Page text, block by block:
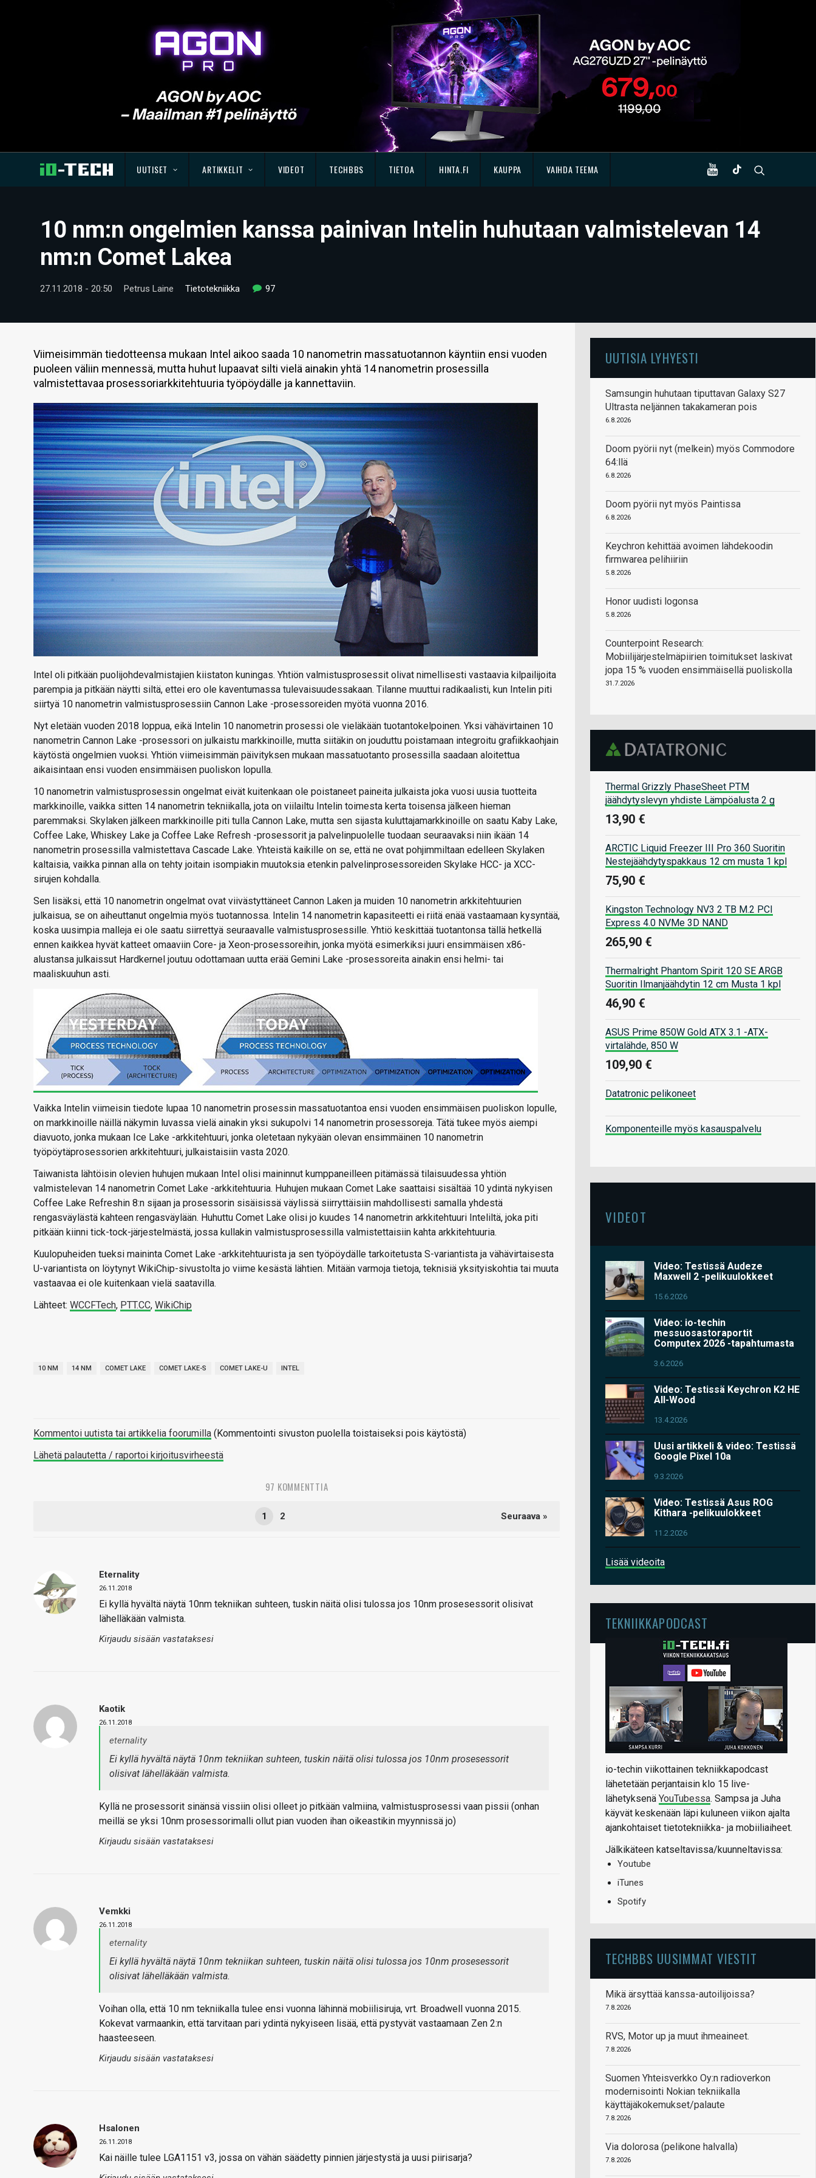
UUTISET ARTIKKELIT VIDEOT TECHBBS TIETOA HINTA.FI KAUPPA VAIHDA TEEMA
10 nm:n ongelmien kanssa painivan Intelin huhutaan valmistelevan 14
nm:n Comet Lakea
27.11.2018 - 20:50 Petrus Laine Tietotekniikka 97
Viimeisimmän tiedotteensa mukaan Intel aikoo saada 10 nanometrin massatuotannon käyntiin ensi vuoden
puoleen väliin mennessä, mutta huhut lupaavat silti vielä ainakin yhtä 14 nanometrin prosessilla
valmistettavaa prosessoriarkkitehtuuria työpöydälle ja kannettaviin.
Intel oli pitkään puolijohdevalmistajien kiistaton kuningas. Yhtiön valmistusprosessit olivat nimellisesti vastaavia kilpailijoita
parempia ja pitkään näytti siltä, ettei ero ole kaventumassa tulevaisuudessakaan. Tilanne muuttui radikaalisti, kun Intelin piti
siirtyä 10 nanometrin valmistusprosessiin Cannon Lake -prosessoreiden myötä vuonna 2016.
Nyt eletään vuoden 2018 loppua, eikä Intelin 10 nanometrin prosessi ole vieläkään tuotantokelpoinen. Yksi vähävirtainen 10
nanometrin Cannon Lake -prosessori on julkaistu markkinoille, mutta siitäkin on jouduttu poistamaan integroitu grafiikkaohjain
käytöstä ongelmien vuoksi. Yhtiön viimeisimmän päivityksen mukaan massatuotanto prosessilla saadaan aloitettua
aikaisintaan ensi vuoden ensimmäisen puoliskon lopulla.
10 nanometrin valmistusprosessin ongelmat eivät kuitenkaan ole poistaneet paineita julkaista joka vuosi uusia tuotteita
markkinoille, vaikka sitten 14 nanometrin tekniikalla, jota on viilailtu Intelin toimesta kerta toisensa jälkeen hieman
paremmaksi. Skylaken jälkeen markkinoille piti tulla Cannon Lake, mutta sen sijasta kuluttajamarkkinoille on saatu Kaby Lake,
Coffee Lake, Whiskey Lake ja Coffee Lake Refresh -prosessorit ja palvelinpuolelle tuodaan seuraavaksi niin ikään 14
nanometrin prosessilla valmistettava Cascade Lake. Yhteistä kaikille on se, että ne ovat pohjimmiltaan edelleen Skylaken
kaltaisia, vaikka pinnan alla on tehty joitain isompiakin muutoksia etenkin palvelinprosessoreiden Skylake HCC- ja XCC-
sirujen kohdalla.
Sen lisäksi, että 10 nanometrin ongelmat ovat viivästyttäneet Cannon Laken ja muiden 10 nanometrin arkkitehtuurien
julkaisua, se on aiheuttanut ongelmia myös tuotannossa. Intelin 14 nanometrin kapasiteetti ei riitä enää vastaamaan kysyntää,
koska uusimpia malleja ei ole saatu siirrettyä seuraavalle valmistusprosessille. Yhtiö keskittää tuotantonsa tällä hetkellä
ennen kaikkea hyvät katteet omaaviin Core- ja Xeon-prosessoreihin, jonka myötä esimerkiksi juuri ensimmäisen x86-
alustansa julkaissut Hardkernel joutuu odottamaan uutta erää Gemini Lake -prosessoreita ainakin ensi helmi- tai
maaliskuuhun asti.
Vaikka Intelin viimeisin tiedote lupaa 10 nanometrin prosessin massatuotantoa ensi vuoden ensimmäisen puoliskon lopulle,
on markkinoille näillä näkymin luvassa vielä ainakin yksi sukupolvi 14 nanometrin prosessoreja. Tätä tukee myös aiempi
diavuoto, jonka mukaan Ice Lake -arkkitehtuuri, jonka oletetaan nykyään olevan ensimmäinen 10 nanometrin
työpöytäprosessorien arkkitehtuuri, julkaistaisiin vasta 2020.
Taiwanista lähtöisin olevien huhujen mukaan Intel olisi maininnut kumppaneilleen pitämässä tilaisuudessa yhtiön
valmistelevan 14 nanometrin Comet Lake -arkkitehtuuria. Huhujen mukaan Comet Lake saattaisi sisältää 10 ydintä nykyisen
Coffee Lake Refreshin 8:n sijaan ja prosessorin sisäisissä väylissä siirryttäisiin mahdollisesti samalla yhdestä
rengasväylästä kahteen rengasväylään. Huhuttu Comet Lake olisi jo kuudes 14 nanometrin arkkitehtuuri Inteliltä, joka piti
pitkään kiinni tick-tock-järjestelmästä, jossa kullakin valmistusprosessilla valmistettaisiin kahta arkkitehtuuria.
Kuulopuheiden tueksi maininta Comet Lake -arkkitehtuurista ja sen työpöydälle tarkoitetusta S-variantista ja vähävirtaisesta
U-variantista on löytynyt WikiChip-sivustolta jo viime kesästä lähtien. Mitään varmoja tietoja, teknisiä yksityiskohtia tai muuta
vastaavaa ei ole kuitenkaan vielä saatavilla.
Lähteet: WCCFTech, PTT.CC, WikiChip
10 NM 14 NM COMET LAKE COMET LAKE-S COMET LAKE-U INTEL
Kommentoi uutista tai artikkelia foorumilla (Kommentointi sivuston puolella toistaiseksi pois käytöstä)
Lähetä palautetta / raportoi kirjoitusvirheestä
97 KOMMENTTIA
1 2 Seuraava »
Eternality
26.11.2018
Ei kyllä hyvältä näytä 10nm tekniikan suhteen, tuskin näitä olisi tulossa jos 10nm prosesessorit olisivat
lähelläkään valmista.
Kirjaudu sisään vastataksesi
Kaotik
26.11.2018
eternality
Ei kyllä hyvältä näytä 10nm tekniikan suhteen, tuskin näitä olisi tulossa jos 10nm prosesessorit
olisivat lähelläkään valmista.
Kyllä ne prosessorit sinänsä vissiin olisi olleet jo pitkään valmiina, valmistusprosessi vaan pissii (onhan
meillä se yksi 10nm prosessorimalli ollut pian vuoden ihan oikeastikin myynnissä jo)
Kirjaudu sisään vastataksesi
Vemkki
26.11.2018
eternality
Ei kyllä hyvältä näytä 10nm tekniikan suhteen, tuskin näitä olisi tulossa jos 10nm prosesessorit
olisivat lähelläkään valmista.
Voihan olla, että 10 nm tekniikalla tulee ensi vuonna lähinnä mobiilisiruja, vrt. Broadwell vuonna 2015.
Kokevat varmaankin, että tarvitaan pari ydintä nykyiseen lisää, että pystyvät vastaamaan Zen 2:n
haasteeseen.
Kirjaudu sisään vastataksesi
Hsalonen
26.11.2018
Kai näille tulee LGA1151 v3, jossa on vähän säädetty pinnien järjestystä ja uusi piirisarja?
UUTISIA LYHYESTI
Samsungin huhutaan tiputtavan Galaxy S27
Ultrasta neljännen takakameran pois
6.8.2026
Doom pyörii nyt (melkein) myös Commodore
64:llä
6.8.2026
Doom pyörii nyt myös Paintissa
6.8.2026
Keychron kehittää avoimen lähdekoodin
firmwarea pelihiiriin
5.8.2026
Honor uudisti logonsa
5.8.2026
Counterpoint Research:
Mobiilijärjestelmäpiirien toimitukset laskivat
jopa 15 % vuoden ensimmäisellä puoliskolla
31.7.2026
Thermal Grizzly PhaseSheet PTM
jäähdytyslevyn yhdiste Lämpöalusta 2 g
13,90 €
ARCTIC Liquid Freezer III Pro 360 Suoritin
Nestejäähdytyspakkaus 12 cm musta 1 kpl
75,90 €
Kingston Technology NV3 2 TB M.2 PCI
Express 4.0 NVMe 3D NAND
265,90 €
Thermalright Phantom Spirit 120 SE ARGB
Suoritin Ilmanjäähdytin 12 cm Musta 1 kpl
46,90 €
ASUS Prime 850W Gold ATX 3.1 -ATX-
virtalähde, 850 W
109,90 €
Datatronic pelikoneet
Komponenteille myös kasauspalvelu
VIDEOT
Video: Testissä Audeze
Maxwell 2 -pelikuulokkeet
15.6.2026
Video: io-techin
messuosastoraportit
Computex 2026 -tapahtumasta
3.6.2026
Video: Testissä Keychron K2 HE
All-Wood
13.4.2026
Uusi artikkeli & video: Testissä
Google Pixel 10a
9.3.2026
Video: Testissä Asus ROG
Kithara -pelikuulokkeet
11.2.2026
Lisää videoita
TEKNIIKKAPODCAST
io-techin viikottainen tekniikkapodcast
lähetetään perjantaisin klo 15 live-
lähetyksenä YouTubessa. Sampsa ja Juha
käyvät keskenään läpi kuluneen viikon ajalta
ajankohtaiset tietotekniikka- ja mobiiliaiheet.
Jälkikäteen katseltavissa/kuunneltavissa:
Youtube
iTunes
Spotify
TECHBBS UUSIMMAT VIESTIT
Mikä ärsyttää kanssa-autoilijoissa?
7.8.2026
RVS, Motor up ja muut ihmeaineet.
7.8.2026
Suomen Yhteisverkko Oy:n radioverkon
modernisointi Nokian tekniikalla
käyttäjäkokemukset/palaute
7.8.2026
Via dolorosa (pelikone halvalla)
7.8.2026